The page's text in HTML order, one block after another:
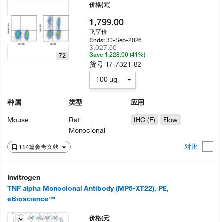
114篇参考文献 对比
72
种属
Mouse
类型
Rat
Monoclonal
应用
IHC (F)
Flow
价格(元)
1,799.00
飞享价
Ends:30-Sep-2026
3,027.00
Save 1,228.00 (41%)
货号 17-7321-82
100 µg
Invitrogen
TNF alpha Monoclonal Antibody (MP6-XT22), PE,
eBioscience™
价格(元)